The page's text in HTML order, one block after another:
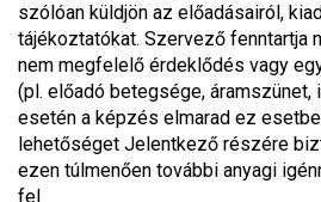
szólóan küldjön az előadásairól,
tájékoztatókat. Szervező fenntartja
nem megfelelő érdeklődés vagy
(pl. előadó betegsége,
esetén a képzés elmarad ez
lehetőséget Jelentkező részére
ezen túlmenően további anyagi
fel.